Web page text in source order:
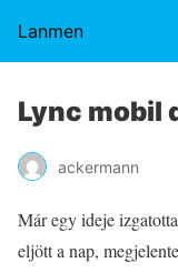
Lanmen
Lync mobil
ackermann
Már egy ideje
eljött a nap,